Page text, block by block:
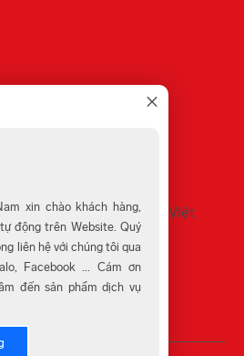
xin chào khách hàng,
động trên Website. Quý
liên hệ với chúng tôi qua
Facebook ... Cám ơn
đến sản phẩm dịch vụ